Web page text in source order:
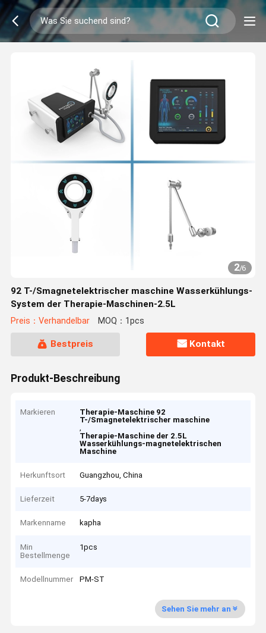
2/6
92 T-/Smagnetelektrischer maschine Wasserkühlungs-
System der Therapie-Maschinen-2.5L
Preis：Verhandelbar MOQ：1pcs
Bestpreis Kontakt
Produkt-Beschreibung
Markieren
Therapie-Maschine 92
T-/Smagnetelektrischer maschine
,
Therapie-Maschine der 2.5L
Wasserkühlungs-magnetelektrischen
Maschine
Herkunftsort Guangzhou, China
Lieferzeit 5-7days
Markenname kapha
Min
Bestellmenge
1pcs
Modellnummer PM-ST
Sehen Sie mehr an